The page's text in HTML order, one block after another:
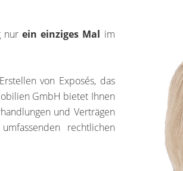
nurein einziges Mal im
von Exposés, das
GmbH bietet Ihnen
und Verträgen
rechtlichen